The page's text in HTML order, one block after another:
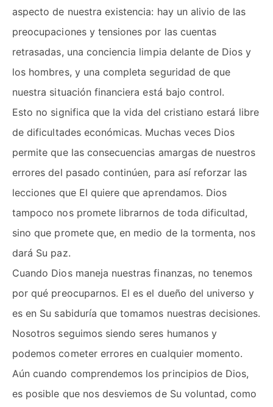
aspecto de nuestra existencia: hay un alivio de las
preocupaciones y tensiones por las cuentas
retrasadas, una conciencia limpia delante de Dios y
los hombres, y una completa seguridad de que
nuestra situación financiera está bajo control.
Esto no significa que la vida del cristiano estará libre
de dificultades económicas. Muchas veces Dios
permite que las consecuencias amargas de nuestros
errores del pasado continúen, para así reforzar las
lecciones que El quiere que aprendamos. Dios
tampoco nos promete librarnos de toda dificultad,
sino que promete que, en medio de la tormenta, nos
dará Su paz.
Cuando Dios maneja nuestras finanzas, no tenemos
por qué preocuparnos. El es el dueño del universo y
es en Su sabiduría que tomamos nuestras decisiones.
Nosotros seguimos siendo seres humanos y
podemos cometer errores en cualquier momento.
Aún cuando comprendemos los principios de Dios,
es posible que nos desviemos de Su voluntad, como